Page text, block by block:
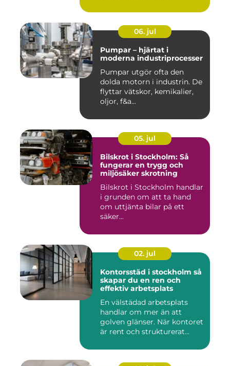
06. jul
Pumpar – hjärtat i
moderna industriprocesser
Pumpar utgör ofta den
dolda motorn i industrin. De
flyttar vätskor, kemikalier,
oljor, f&a...
05. jul
Bilskrot i Stockholm: Så
fungerar en trygg och
miljösäker skrotning
Bilskrot i Stockholm handlar
i grunden om att ta hand
om uttjänta bilar på ett
säker...
02. jul
Kontorsstäd i stockholm så
skapar du en ren och
effektiv arbetsplats
En välstädad arbetsplats
handlar om mer än att
golven glänser. När kontoret
är rent och strukturerat...